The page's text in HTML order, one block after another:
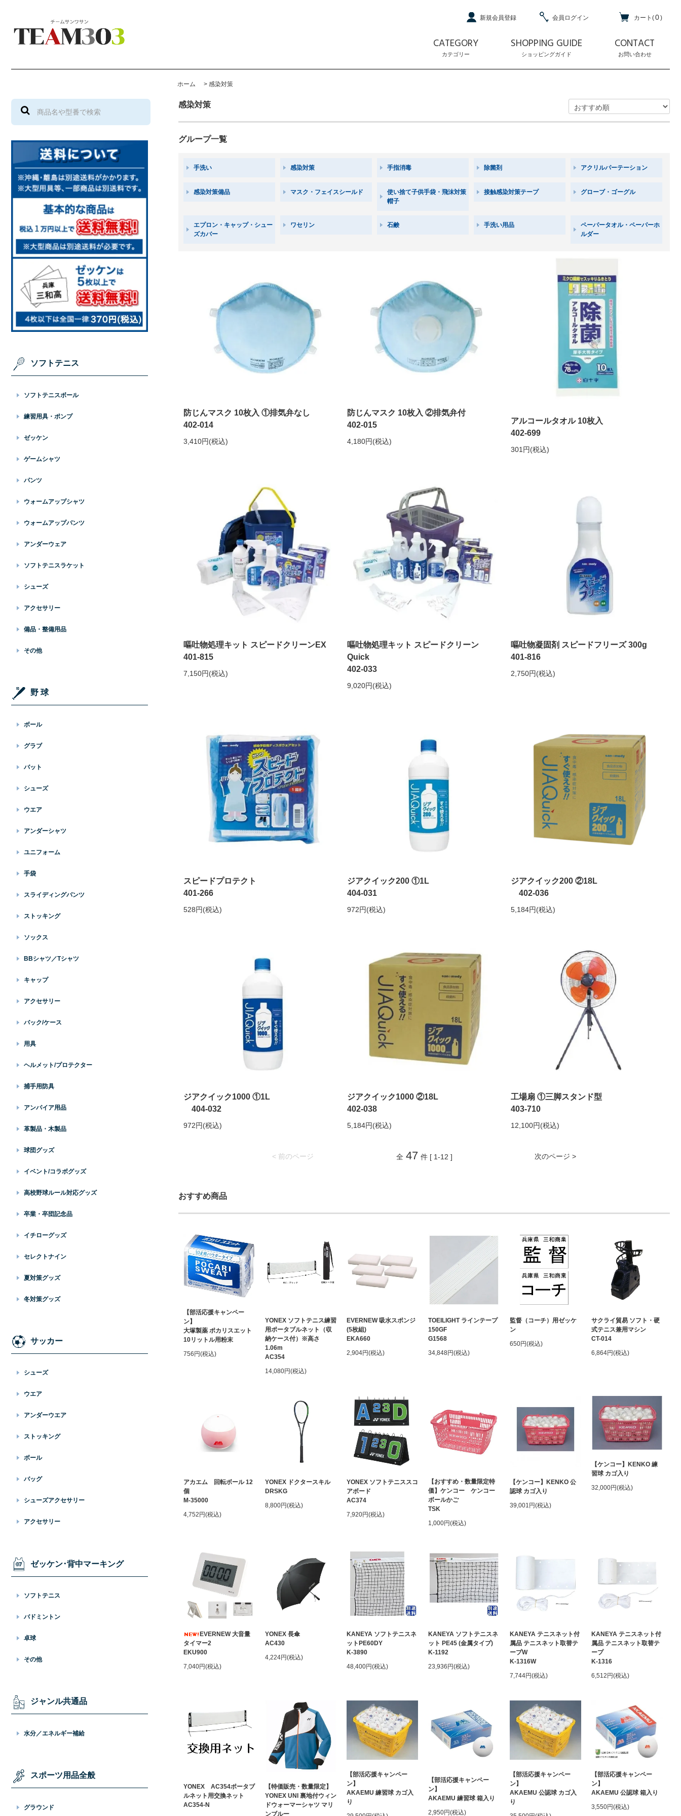
新規会員登録 会員ログイン カート(0)
CATEGORY
カテゴリー
SHOPPING GUIDE
ショッピングガイド
CONTACT
お問い合わせ
ホーム > 感染対策
ソフトテニス
ソフトテニスボール
練習用具・ポンプ
ゼッケン
ゲームシャツ
パンツ
ウォームアップシャツ
ウォームアップパンツ
アンダーウェア
ソフトテニスラケット
シューズ
アクセサリー
備品・整備用品
その他
野 球
ボール
グラブ
バット
シューズ
ウエア
アンダーシャツ
ユニフォーム
手袋
スライディングパンツ
ストッキング
ソックス
BBシャツ／Tシャツ
キャップ
アクセサリー
バック/ケース
用具
ヘルメット/プロテクター
捕手用防具
アンパイア用品
革製品・木製品
球団グッズ
イベント/コラボグッズ
高校野球ルール対応グッズ
卒業・卒団記念品
イチローグッズ
セレクトナイン
夏対策グッズ
冬対策グッズ
サッカー
シューズ
ウエア
アンダーウエア
ストッキング
ボール
バッグ
シューズアクセサリー
アクセサリー
ゼッケン･背中マーキング
ソフトテニス
バドミントン
卓球
その他
ジャンル共通品
水分／エネルギー補給
スポーツ用品全般
グラウンド
感染対策
グループ一覧
手洗い 感染対策 手指消毒 除菌剤 アクリルパーテーション
感染対策備品 マスク・フェイスシールド
使い捨て子供手袋・飛沫対策
帽子
接触感染対策テープ グローブ・ゴーグル
エプロン・キャップ・シュー
ズカバー
ワセリン 石鹸 手洗い用品
ペーパータオル・ペーパーホ
ルダー
防じんマスク 10枚入 ①排気弁なし
402-014
3,410円(税込)
防じんマスク 10枚入 ②排気弁付
402-015
4,180円(税込)
アルコールタオル 10枚入
402-699
301円(税込)
嘔吐物処理キット スピードクリーンEX
401-815
7,150円(税込)
嘔吐物処理キット スピードクリーン
Quick
402-033
9,020円(税込)
嘔吐物凝固剤 スピードフリーズ 300g
401-816
2,750円(税込)
スピードプロテクト
401-266
528円(税込)
ジアクイック200 ①1L
404-031
972円(税込)
ジアクイック200 ②18L
402-036
5,184円(税込)
ジアクイック1000 ①1L
404-032
972円(税込)
ジアクイック1000 ②18L
402-038
5,184円(税込)
工場扇 ①三脚スタンド型
403-710
12,100円(税込)
< 前のページ 次のページ >
全 47 件 [ 1-12 ]
おすすめ商品
【部活応援キャンペー
ン】
大塚製薬 ポカリスエット
10リットル用粉末
756円(税込)
YONEX ソフトテニス練習
用ポータブルネット（収
納ケース付）※高さ
1.06m
AC354
14,080円(税込)
EVERNEW 吸水スポンジ
(5枚組)
EKA660
2,904円(税込)
TOEILIGHT ラインテープ
150GF
G1568
34,848円(税込)
監督（コーチ）用ゼッケ
ン
650円(税込)
サクライ貿易 ソフト・硬
式テニス兼用マシン
CT-014
6,864円(税込)
アカエム 回転ボール 12
個
M-35000
4,752円(税込)
YONEX ドクタースキル
DRSKG
8,800円(税込)
YONEX ソフトテニススコ
アボード
AC374
7,920円(税込)
【おすすめ・数量限定特
価】ケンコー ケンコー
ボールかご
TSK
1,000円(税込)
【ケンコー】KENKO 公
認球 カゴ入り
39,001円(税込)
【ケンコー】KENKO 練
習球 カゴ入り
32,000円(税込)
EVERNEW 大音量
タイマー2
EKU900
7,040円(税込)
YONEX 長傘
AC430
4,224円(税込)
KANEYA ソフトテニスネ
ットPE60DY
K-3890
48,400円(税込)
KANEYA ソフトテニスネ
ット PE45 (金属タイプ)
K-1192
23,936円(税込)
KANEYA テニスネット付
属品 テニスネット取替テ
ープW
K-1316W
7,744円(税込)
KANEYA テニスネット付
属品 テニスネット取替テ
ープ
K-1316
6,512円(税込)
YONEX AC354ポータブ
ルネット用交換ネット
AC354-N
【特価販売・数量限定】
YONEX UNI 裏地付ウィン
ドウォーマーシャツ マリ
ンブルー
【部活応援キャンペー
ン】
AKAEMU 練習球 カゴ入
り
【部活応援キャンペー
ン】
AKAEMU 練習球 箱入り
2,950円(税込)
【部活応援キャンペー
ン】
AKAEMU 公認球 カゴ入
り
【部活応援キャンペー
ン】
AKAEMU 公認球 箱入り
3,550円(税込)